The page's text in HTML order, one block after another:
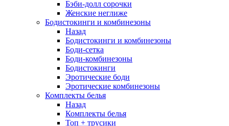
Бэби-долл сорочки
Женские неглиже
Бодистокинги и комбинезоны
Назад
Бодистокинги и комбинезоны
Боди-сетка
Боди-комбинезоны
Бодистокинги
Эротические боди
Эротические комбинезоны
Комплекты белья
Назад
Комплекты белья
Топ + трусики